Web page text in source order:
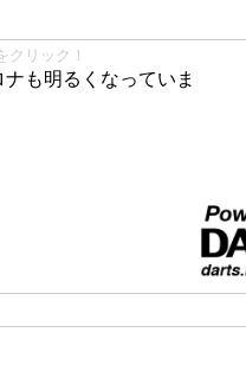
リック！
も明るくなっていま